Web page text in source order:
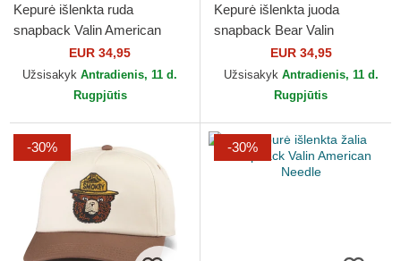
Kepurė išlenkta ruda
snapback Valin American
EUR 34,95
Užsisakyk Antradienis, 11 d.
Rugpjūtis
Kepurė išlenkta juoda
snapback Bear Valin
American Needle
EUR 34,95
Užsisakyk Antradienis, 11 d.
Rugpjūtis
-30% -30%